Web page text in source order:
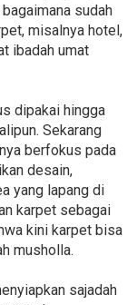
sudah
misalnya hotel,
ibadah umat
dipakai hingga
Sekarang
berfokus pada
desain,
yang lapang di
karpet sebagai
kini karpet bisa
musholla.
sajadah